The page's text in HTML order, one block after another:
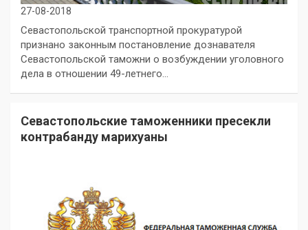
27-08-2018
Севастопольской транспортной прокуратурой
признано законным постановление дознавателя
Севастопольской таможни о возбуждении уголовного
дела в отношении 49-летнего…
Севастопольские таможенники пресекли
контрабанду марихуаны